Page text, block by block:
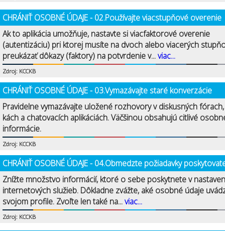
CHRÁNIŤ OSOBNÉ ÚDAJE - 02.Používajte viacstupňové overenie
Ak to aplikácia umožňuje, nastavte si viacfaktorové overenie
(autentizáciu) pri ktorej musíte na dvoch alebo viacerých
preukázať dôkazy (faktory) na potvrdenie v...viac...
Zdroj: KCCKB
CHRÁNIŤ OSOBNÉ ÚDAJE - 03.Vymazávajte staré konverzácie
Pravidelne vymazávajte uložené rozhovory v diskusných fórach,
kách a chatovacích aplikáciách. Väčšinou obsahujú citlivé
informácie.
Zdroj: KCCKB
CHRÁNIŤ OSOBNÉ ÚDAJE - 04.Obmedzte požiadavky
Znížte množstvo informácií, ktoré o sebe poskytnete v
internetových služieb. Dôkladne zvážte, aké osobné údaje
svojom profile. Zvoľte len také na...viac...
Zdroj: KCCKB